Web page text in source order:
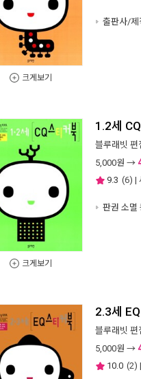
크게보기
출판사/제
크게보기
1.2세
블루래빗 편
5,000원 →
9.3 (6) |
판권 소멸
2.3세
블루래빗 편
5,000원 →
10.0 (2)